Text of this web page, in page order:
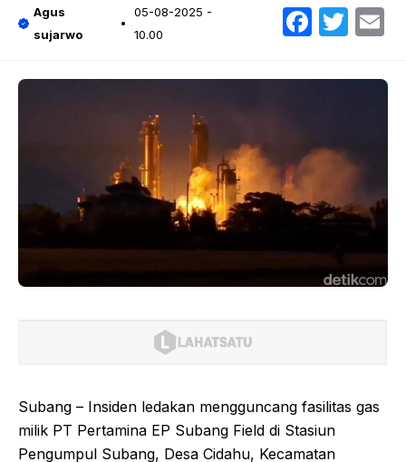
Agus
sujarwo
05-08-2025 -
10.00
Subang – Insiden ledakan mengguncang fasilitas gas
milik PT Pertamina EP Subang Field di Stasiun
Pengumpul Subang, Desa Cidahu, Kecamatan